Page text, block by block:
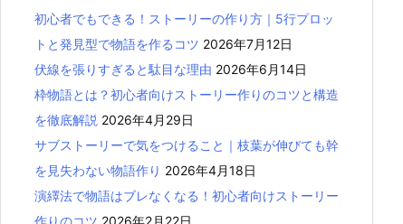
初心者でもできる！ストーリーの作り方｜5行プロッ
トと発見型で物語を作るコツ 2026年7月12日
伏線を張りすぎると駄目な理由 2026年6月14日
枠物語とは？初心者向けストーリー作りのコツと構造
を徹底解説 2026年4月29日
サブストーリーで気をつけること｜枝葉が伸びても幹
を見失わない物語作り 2026年4月18日
演繹法で物語はブレなくなる！初心者向けストーリー
作りのコツ 2026年2月22日